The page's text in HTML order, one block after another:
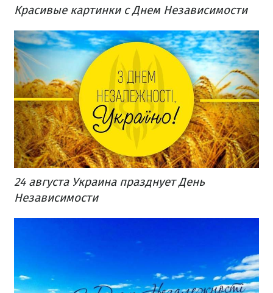
Красивые картинки с Днем Независимости
24 августа Украина празднует День
Независимости